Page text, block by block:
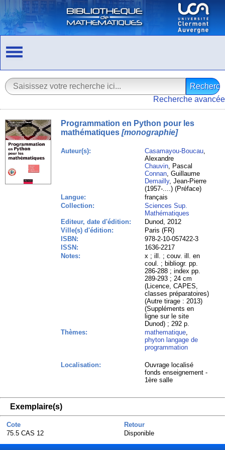
Recherche avancée
Programmation en Python pour les
mathématiques [monographie]
Auteur(s): Casamayou-Boucau,
Alexandre
Chauvin, Pascal
Connan, Guillaume
Demailly, Jean-Pierre
(1957-....) (Préface)
Langue:
français
Collection:
Sciences Sup.
Mathématiques
Editeur, date d'édition:
Dunod, 2012
Ville(s) d'édition:
Paris (FR)
ISBN:
978-2-10-057422-3
ISSN:
1636-2217
Notes:
x ; ill. ; couv. ill. en
coul. ; bibliogr. pp.
286-288 ; index pp.
289-293 ; 24 cm
(Licence, CAPES,
classes préparatoires)
(Autre tirage : 2013)
(Suppléments en
ligne sur le site
Dunod) ; 292 p.
Thèmes:
mathematique,
phyton langage de
programmation
Localisation:
Ouvrage localisé
fonds enseignement -
1ère salle
Exemplaire(s)
Cote
Retour
75.5 CAS 12
Disponible